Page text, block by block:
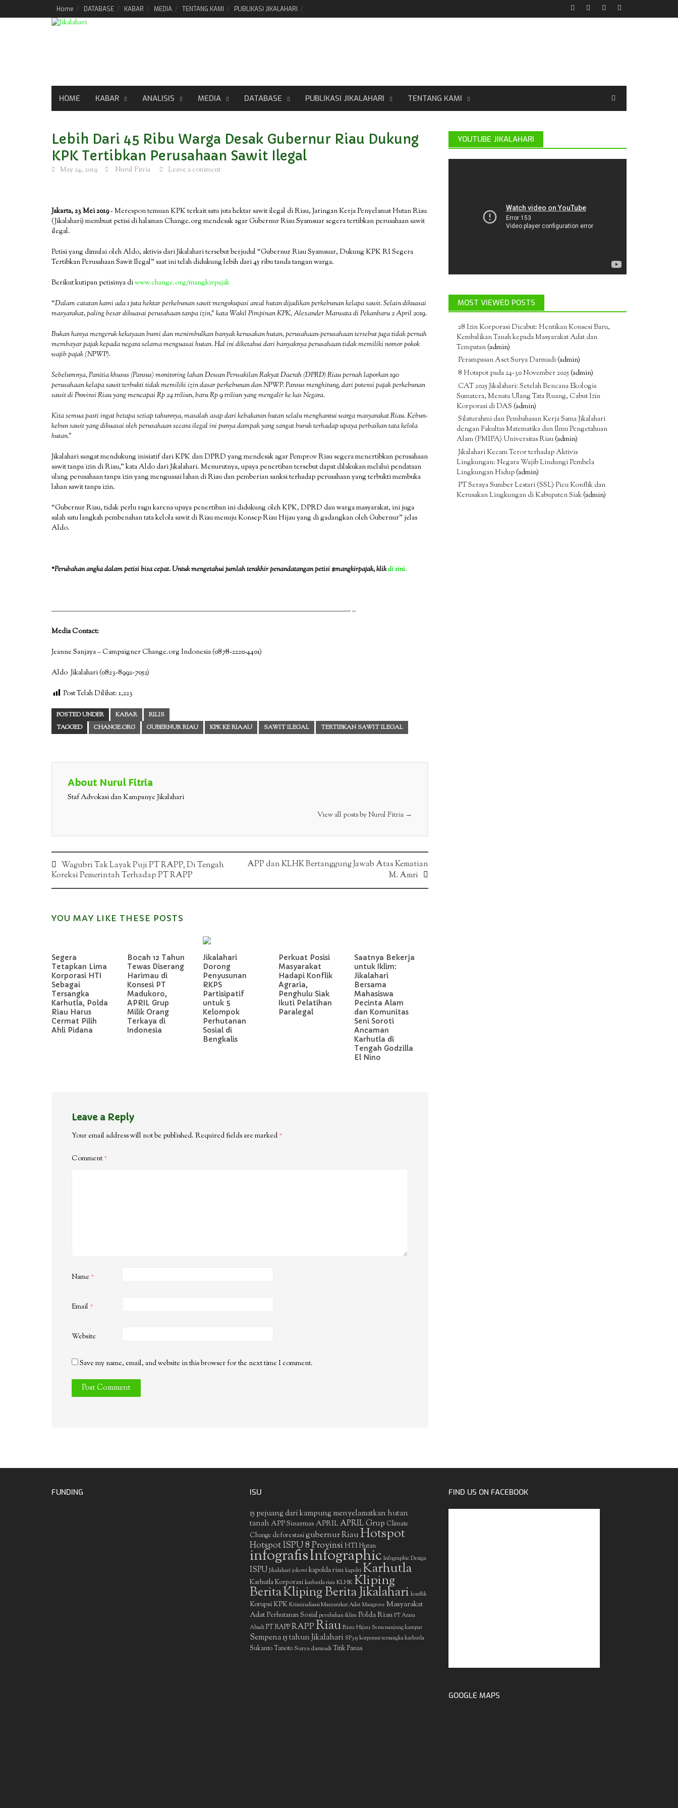
Home DATABASE KABAR MEDIA TENTANG KAMI PUBLIKASI JIKALAHARI
HOME KABAR ANALISIS MEDIA DATABASE PUBLIKASI JIKALAHARI TENTANG KAMI
Lebih Dari 45 Ribu Warga Desak Gubernur Riau Dukung
KPK Tertibkan Perusahaan Sawit Ilegal
May 24, 2019 Nurul Fitria Leave a comment
Jakarta, 23 Mei 2019​- Merespon temuan KPK terkait satu juta hektar sawit ilegal di Riau, Jaringan Kerja Penyelamat Hutan Riau
(Jikalahari) membuat petisi di halaman Change.org mendesak agar Gubernur Riau Syamsuar segera tertibkan perusahaan sawit
ilegal.
Petisi yang dimulai oleh Aldo, aktivis dari Jikalahari tersebut berjudul “Gubernur Riau Syamsuar, Dukung KPK RI Segera
Tertibkan Perusahaan Sawit Ilegal” saat ini telah didukung lebih dari 45 ribu tanda tangan warga.
Berikut kutipan petisinya di ​www.change.org/mangkirpajak
“​Dalam catatan kami ada 1 juta hektar perkebunan sawit mengokupasi areal hutandijadikan perkebunan kelapa sawit. Selain dikuasai
masyarakat, paling besar dikuasai perusahaan tanpa izin,” kata Wakil Pimpinan KPK, Alexander Marwata di Pekanbaru 2 April 2019.
Bukan hanya mengeruk kekayaan bumi dan menimbulkan banyak kerusakan hutan, perusahaan-perusahaan tersebut juga tidak pernah
membayar pajak kepada negara selama menguasai hutan. Hal ini diketahui dari banyaknya perusahaan tidak memiliki nomor pokok
wajib pajak (NPWP).
Sebelumnya, Panitia khusus (Pansus) monitoring lahan Dewan Perwakilan Rakyat Daerah (DPRD) Riau pernah laporkan 190
perusahaan kelapa sawit terbukti tidak memiliki izin dasar perkebunan dan NPWP. Pansus menghitung, dari potensi pajak perkebunan
sawit di Provinsi Riau yang mencapai Rp 24 triliun, baru Rp 9 triliun yang mengalir ke kas Negara.
Kita semua pasti ingat betapa setiap tahunnya, masalah asap dari kebakaran hutan selalu menghantui warga masyarakat Riau. Kebun-
kebun sawit yang dikuasai olehperusahaan secara ilegal ini punya dampak yang sangat buruk terhadap upaya perbaikan tata kelola
hutan.”
Jikalahari sangat mendukung inisiatif dari KPK dan DPRD yang mendesak agar Pemprov Riau segera menertibkan perusahaan
sawit tanpa izin di Riau,” kata Aldo dari Jikalahari. Menurutnya, upaya penertiban tersebut dapat dilakukan melalui pendataan
ulang perusahaan tanpa izin yang menguasai lahan di Riau dan pemberian sanksi terhadap perusahaan yang terbukti membuka
lahan sawit tanpa izin.
“Gubernur Riau, tidak perlu ragu karena upaya penertiban ini didukung oleh KPK, DPRD dan warga masyarakat, ini juga
salah satu langkah pembenahan tata kelola sawit di Riau menuju Konsep Riau Hijau yang di gadangkan oleh Gubernur” jelas
Aldo.
*Perubahan angka dalam petisi bisa cepat. Untuk mengetahui jumlah terakhir penandatangan petisi #mangkirpajak, klikdi sini.
——————————————————————————————————————————- –
Media Contact:
Jeanne Sanjaya – Campaigner Change.org Indonesia (0878-2220-4401)
Aldo Jikalahari (0823-8992-7052)
Post Telah Dilihat: 1,223
POSTED UNDER KABAR
RILIS
TAGGED
CHANGE.ORG GUBERNUR RIAU KPK KE RIAAU SAWIT ILEGAL TERTIBKAN SAWIT ILEGAL
About Nurul Fitria
Staf Advokasi dan Kampanye Jikalahari
View all posts by Nurul Fitria →
Post
navigation
Wagubri Tak Layak Puji PT RAPP, Di Tengah
Koreksi Pemerintah Terhadap PT RAPP
APP dan KLHK Bertanggung Jawab Atas Kematian
M. Amri
YOU MAY LIKE THESE POSTS
Segera
Tetapkan Lima
Korporasi HTI
Sebagai
Tersangka
Karhutla, Polda
Riau Harus
Cermat Pilih
Ahli Pidana
Bocah 12 Tahun
Tewas Diserang
Harimau di
Konsesi PT
Madukoro,
APRIL Grup
Milik Orang
Terkaya di
Indonesia
Jikalahari
Dorong
Penyusunan
RKPS
Partisipatif
untuk 5
Kelompok
Perhutanan
Sosial di
Bengkalis
Perkuat Posisi
Masyarakat
Hadapi Konflik
Agraria,
Penghulu Siak
Ikuti Pelatihan
Paralegal
Saatnya Bekerja
untuk Iklim:
Jikalahari
Bersama
Mahasiswa
Pecinta Alam
dan Komunitas
Seni Soroti
Ancaman
Karhutla di
Tengah Godzilla
El Nino
Leave a Reply
Your email address will not be published. Required fields are marked *
Comment*
Name *
Email *
Website
Save my name, email, and website in this browser for the next time I comment.
YOUTUBE JIKALAHARI
MOST VIEWED POSTS
28 Izin Korporasi Dicabut: Hentikan Konsesi Baru,
Kembalikan Tanah kepada Masyarakat Adat dan
Tempatan(admin)
Perampasan Aset Surya Darmadi(admin)
8 Hotspot pada 24-30 November 2025(admin)
CAT 2025 Jikalahari: Setelah Bencana Ekologis
Sumatera, Menata Ulang Tata Ruang, Cabut Izin
Korporasi di DAS (admin)
Silaturahmi dan Pembahasan Kerja Sama Jikalahari
dengan Fakultas Matematika dan Ilmu Pengetahuan
Alam (FMIPA) Universitas Riau(admin)
Jikalahari Kecam Teror terhadap Aktivis
Lingkungan: Negara Wajib Lindungi Pembela
Lingkungan Hidup(admin)
PT Seraya Sumber Lestari (SSL) Picu Konflik dan
Kerusakan Lingkungan di Kabupaten Siak(admin)
FUNDING ISU
15 pejuang dari kampung menyelamatkan hutan
tanah APP Sinarmas APRIL APRIL Grup Climate
Change deforestasigubernur RiauHotspot
Hotspot ISPU 8 ProvinsiHTIHutan
infografisInfographic Infographic Design
ISPU Jikalahari jokowi kapolda riau kapolri Karhutla
Karhutla Korporasi karhutla riau KLHKKliping
BeritaKliping Berita Jikalahari konflik
Korupsi KPK Kriminalisasi Masyarakat Adat Mangrove Masyarakat
AdatPerhutanan Sosial perubahan iklim Polda Riau PT Arara
Abadi PT RAPPRAPPRiauRiau Hijau Semenanjung kampar
Sempena 15 tahun Jikalahari SP3 15 korporasi tersangka karhutla
Sukanto Tanoto Surya darmadiTitik Panas
FIND US ON FACEBOOK
GOOGLE MAPS